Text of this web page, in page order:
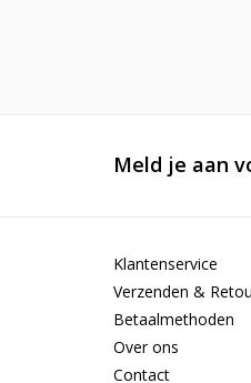
Meld je aan
Klantenservice
Verzenden &
Betaalmethoden
Over ons
Contact